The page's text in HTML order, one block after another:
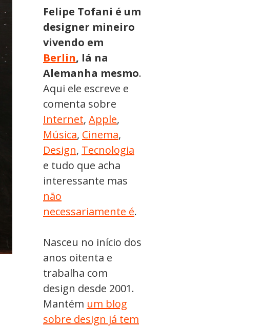
Felipe Tofani é um
designer mineiro
vivendo em
Berlin, lá na
Alemanha mesmo.
Aqui ele escreve e
comenta sobre
Internet, Apple,
Música, Cinema,
Design, Tecnologia
e tudo que acha
interessante mas
não
necessariamente é.
Nasceu no início dos
anos oitenta e
trabalha com
design desde 2001.
Mantém um blog
sobre design já tem